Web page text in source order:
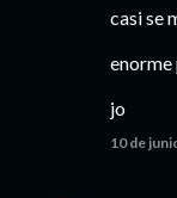
casi se
enorme
jo
10 de